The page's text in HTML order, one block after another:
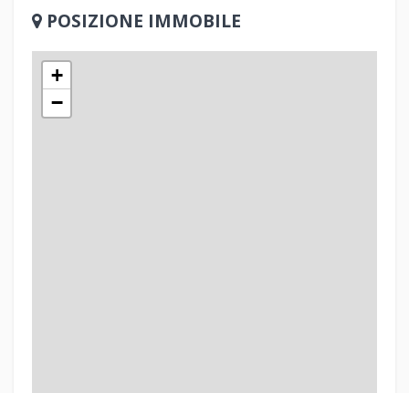
POSIZIONE IMMOBILE
+
−